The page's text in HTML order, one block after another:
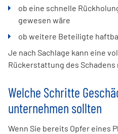
ob eine schnelle
gewesen wäre
ob weitere Beteiligte
Je nach Sachlage kann eine
Rückerstattung des Schadens
Welche Schritte
unternehmen sollten
Wenn Sie bereits Opfer eines